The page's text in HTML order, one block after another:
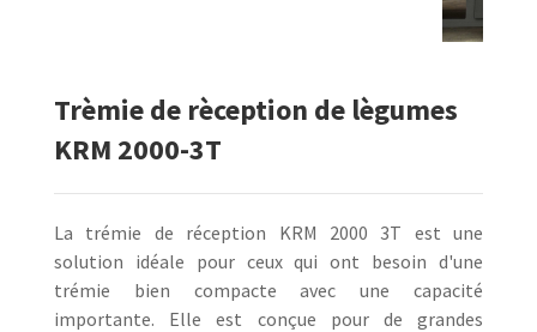
Trèmie de rèception de lègumes
KRM 2000-3T
La trémie de réception KRM 2000 3T est une
solution idéale pour ceux qui ont besoin d'une
trémie bien compacte avec une capacité
importante. Elle est conçue pour de grandes